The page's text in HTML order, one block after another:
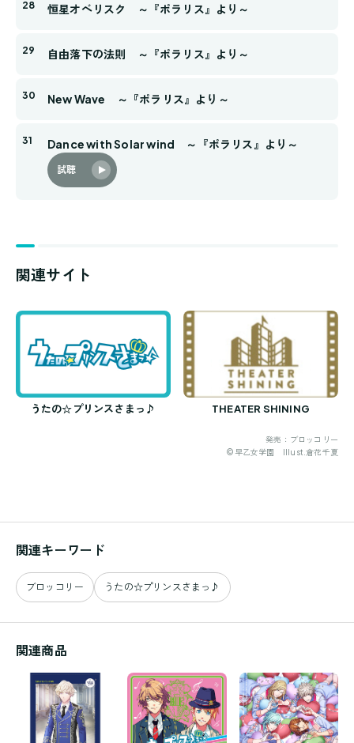
恒星オベリスク ～『ポラリス』より～
自由落下の法則 ～『ポラリス』より～
New Wave ～『ポラリス』より～
Dance with Solar wind ～『ポラリス』より～
試聴
関連サイト
うたの☆プリンスさまっ♪ THEATER SHINING
発売：ブロッコリー
©早乙女学園 Illust.倉花千夏
関連キーワード
ブロッコリー うたの☆プリンスさまっ♪
関連商品